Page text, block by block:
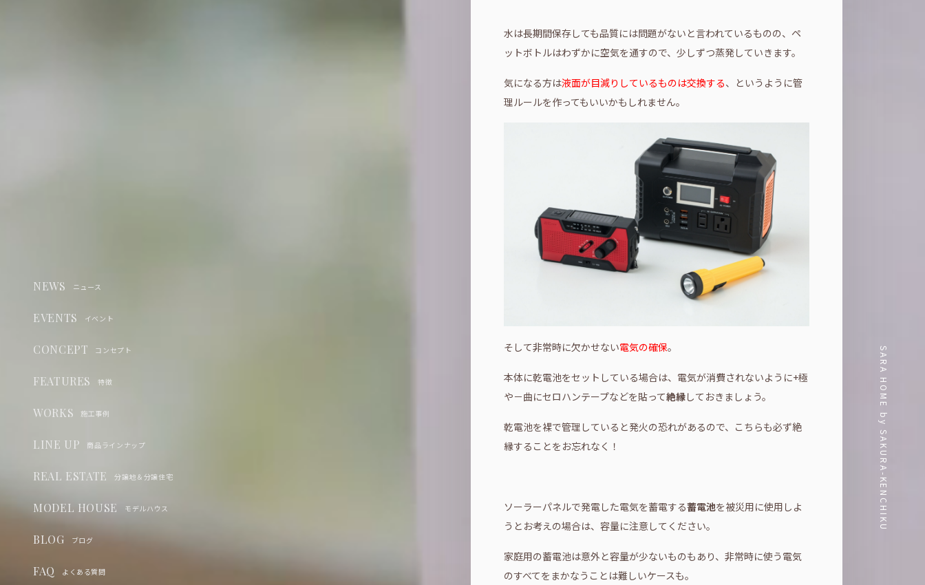
NEWS ニュース
EVENTS イベント
CONCEPT コンセプト
FEATURES 特徴
WORKS 施工事例
LINE UP 商品ラインナップ
REAL ESTATE 分譲地＆分譲住宅
MODEL HOUSE モデルハウス
BLOG ブログ
FAQ よくある質問
SARA HOME by SAKURA-KENCHIKU
水は長期間保存しても品質には問題がないと言われているものの、ペ
ットボトルはわずかに空気を通すので、少しずつ蒸発していきます。
気になる方は液面が目減りしているものは交換する、というように管
理ルールを作ってもいいかもしれません。
そして非常時に欠かせない電気の確保。
本体に乾電池をセットしている場合は、電気が消費されないように+極
や－曲にセロハンテープなどを貼って絶縁しておきましょう。
乾電池を裸で管理していると発火の恐れがあるので、こちらも必ず絶
縁することをお忘れなく！
ソーラーパネルで発電した電気を蓄電する蓄電池を被災用に使用しよ
うとお考えの場合は、容量に注意してください。
家庭用の蓄電池は意外と容量が少ないものもあり、非常時に使う電気
のすべてをまかなうことは難しいケースも。